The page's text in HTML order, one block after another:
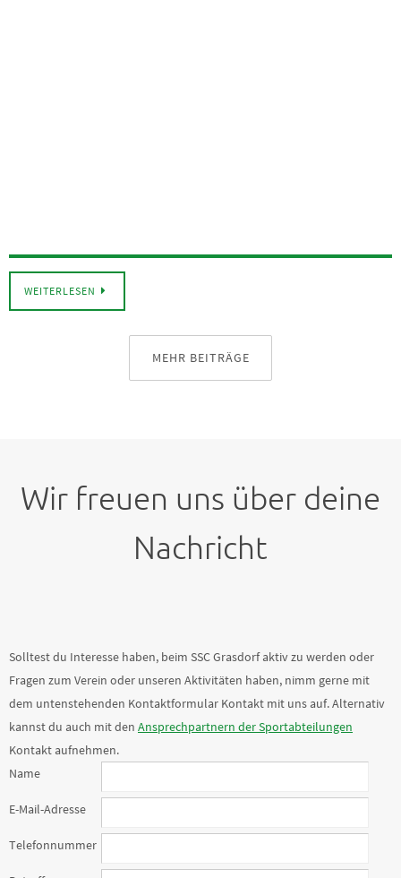
WEITERLESEN
MEHR BEITRÄGE
Wir freuen uns über deine
Nachricht
Solltest du Interesse haben, beim SSC Grasdorf aktiv zu werden oder
Fragen zum Verein oder unseren Aktivitäten haben, nimm gerne mit
dem untenstehenden Kontaktformular Kontakt mit uns auf. Alternativ
kannst du auch mit den Ansprechpartnern der Sportabteilungen
Kontakt aufnehmen.
Name
E-Mail-Adresse
Telefonnummer